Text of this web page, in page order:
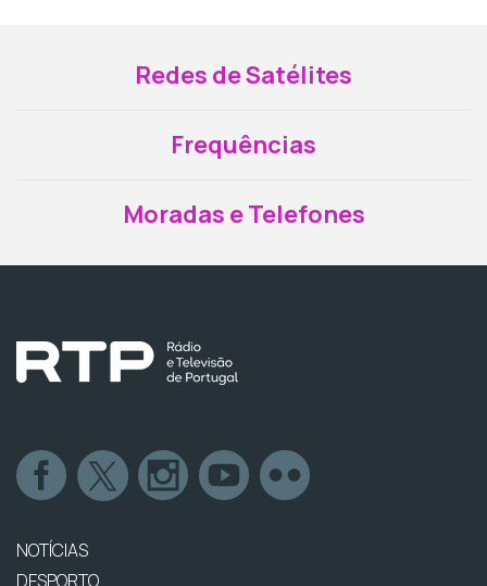
Redes de Satélites
Frequências
Moradas e Telefones
NOTÍCIAS
DESPORTO